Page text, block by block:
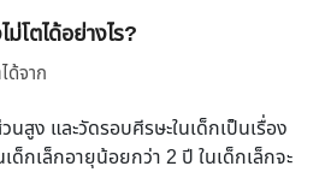
โตได้อย่างไร?
ด้จาก
สูง และวัดรอบศีรษะในเด็กเป็นเรื่อง
ด็กเล็กอายุน้อยกว่า 2 ปี ในเด็กเล็กจะ